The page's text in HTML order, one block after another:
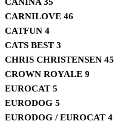
CARNILOVE 46
CATFUN 4
CATS BEST 3
CHRIS CHRISTENSEN 45
CROWN ROYALE 9
EUROCAT 5
EURODOG 5
EURODOG / EUROCAT 4